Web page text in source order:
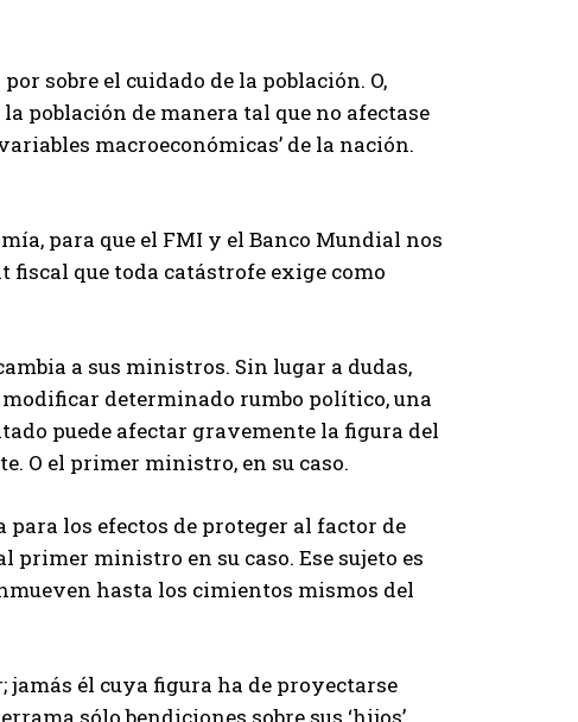
sobre el cuidado de la población. O,
población de manera tal que no afectase
macroeconómicas’ de la nación.
para que el FMI y el Banco Mundial nos
fiscal que toda catástrofe exige como
a sus ministros. Sin lugar a dudas,
determinado rumbo político, una
puede afectar gravemente la figura del
O el primer ministro, en su caso.
para los efectos de proteger al factor de
primer ministro en su caso. Ese sujeto es
hasta los cimientos mismos del
jamás él cuya figura ha de proyectarse
sólo bendiciones sobre sus ‘hijos’.